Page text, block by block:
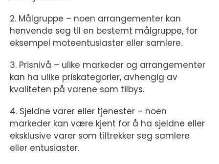
2. Målgruppe – noen arrangementer kan
henvende seg til en bestemt målgruppe, for
eksempel moteentusiaster eller samlere.
3. Prisnivå – ulike markeder og arrangementer
kan ha ulike priskategorier, avhengig av
kvaliteten på varene som tilbys.
4. Sjeldne varer eller tjenester – noen
markeder kan være kjent for å ha sjeldne eller
eksklusive varer som tiltrekker seg samlere
eller entusiaster.